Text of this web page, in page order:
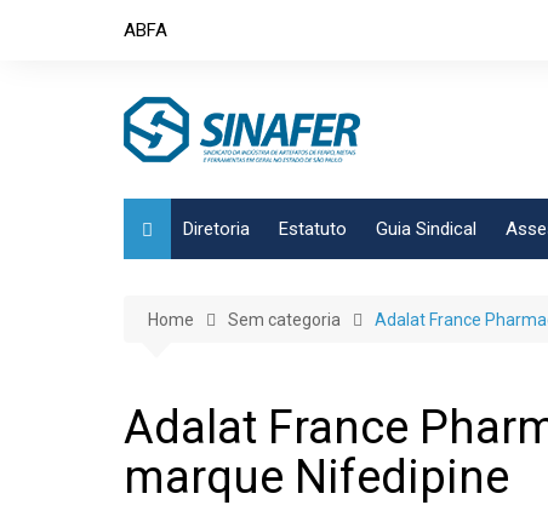
ABFA
Diretoria Estatuto Guia Sindical
Home Sem categoria Adalat France
Adalat France
marque Nifedipine